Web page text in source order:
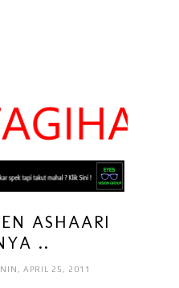
ASHAARI
..
APRIL 25, 2011